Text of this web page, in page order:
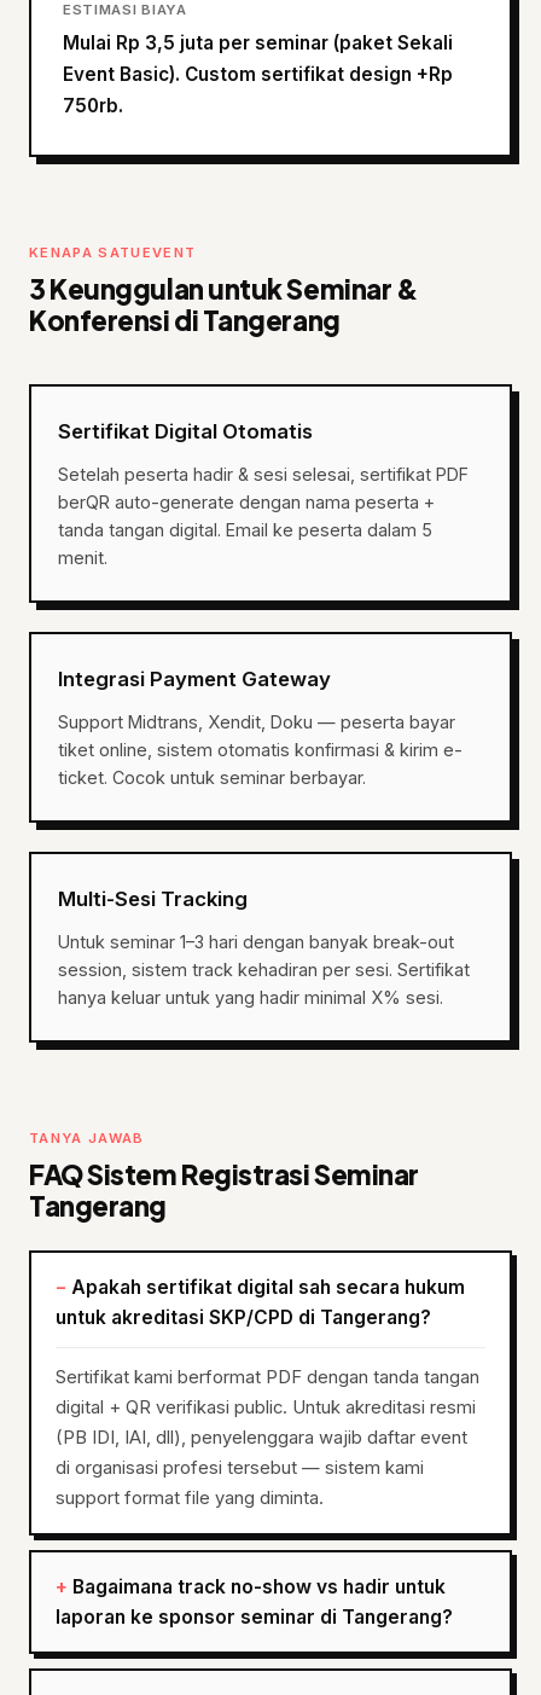
ESTIMASI BIAYA
Mulai Rp 3,5 juta per seminar (paket Sekali
Event Basic). Custom sertifikat design +Rp
750rb.
KENAPA SATUEVENT
3 Keunggulan untuk Seminar &
Konferensi di Tangerang
Sertifikat Digital Otomatis
Setelah peserta hadir & sesi selesai, sertifikat PDF
berQR auto-generate dengan nama peserta +
tanda tangan digital. Email ke peserta dalam 5
menit.
Integrasi Payment Gateway
Support Midtrans, Xendit, Doku — peserta bayar
tiket online, sistem otomatis konfirmasi & kirim e-
ticket. Cocok untuk seminar berbayar.
Multi-Sesi Tracking
Untuk seminar 1–3 hari dengan banyak break-out
session, sistem track kehadiran per sesi. Sertifikat
hanya keluar untuk yang hadir minimal X% sesi.
TANYA JAWAB
FAQ Sistem Registrasi Seminar
Tangerang
Apakah sertifikat digital sah secara hukum
untuk akreditasi SKP/CPD di Tangerang?
Sertifikat kami berformat PDF dengan tanda tangan
digital + QR verifikasi public. Untuk akreditasi resmi
(PB IDI, IAI, dll), penyelenggara wajib daftar event
di organisasi profesi tersebut — sistem kami
support format file yang diminta.
Bagaimana track no-show vs hadir untuk
laporan ke sponsor seminar di Tangerang?